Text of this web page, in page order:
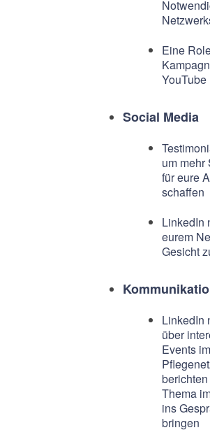
Eine
YouTube
Social Media
um mehr
für eure
schaffen
LinkedIn
eurem
Gesicht
LinkedIn
über
Events im
Thema
ins
bringen